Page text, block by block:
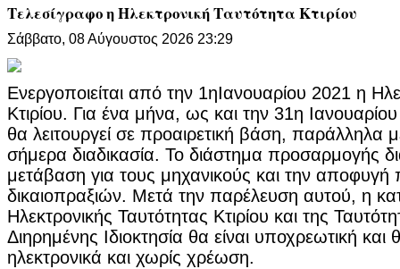
Τελεσίγραφο η Ηλεκτρονική Ταυτότητα Κτιρίου
Σάββατο, 08 Αύγουστος 2026 23:29
Ενεργοποιείται από την 1ηΙανουαρίου 2021 η
Κτιρίου. Για ένα μήνα, ως και την 31η
θα λειτουργεί σε προαιρετική βάση, παράλληλα
σήμερα διαδικασία. Το διάστημα προσαρμογής
μετάβαση για τους μηχανικούς και την
δικαιοπραξιών. Μετά την παρέλευση αυτού, η
Ηλεκτρονικής Ταυτότητας Κτιρίου και της
Διηρημένης Ιδιοκτησία θα είναι υποχρεωτική και
ηλεκτρονικά και χωρίς χρέωση.